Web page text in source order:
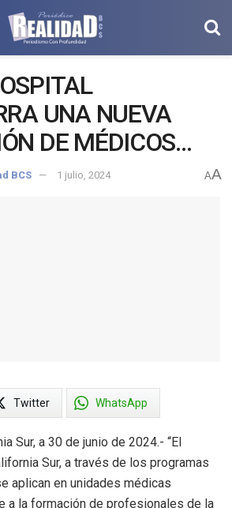
UNA NUEVA
DE MÉDICOS
PREGRADO
BCS 1 julio, 2024 AA
Twitter WhatsApp
Sur, a 30 de junio de 2024.- “El
Sur, a través de los programas
aplican en unidades médicas
a la formación de profesionales de la